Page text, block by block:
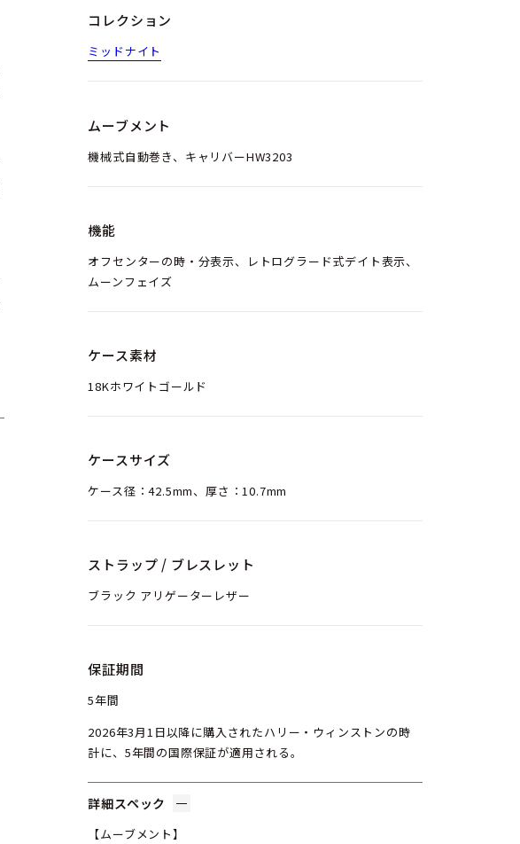
コレクション
ミッドナイト
ムーブメント
機械式自動巻き、キャリバーHW3203
機能
オフセンターの時・分表示、レトログラード式デイト表示、
ムーンフェイズ
ケース素材
18Kホワイトゴールド
ケースサイズ
ケース径：42.5mm、厚さ：10.7mm
ストラップ / ブレスレット
ブラック アリゲーターレザー
保証期間
5年間
2026年3月1日以降に購入されたハリー・ウィンストンの時
計に、5年間の国際保証が適用される。
詳細スペック
【ムーブメント】